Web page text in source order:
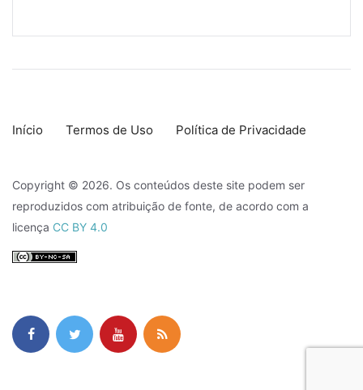
Início Termos de Uso Política de Privacidade
Copyright © 2026. Os conteúdos deste site podem ser
reproduzidos com atribuição de fonte, de acordo com a
licença CC BY 4.0